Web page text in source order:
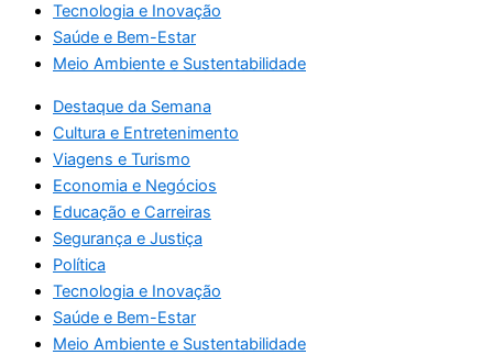
Tecnologia e Inovação
Saúde e Bem-Estar
Meio Ambiente e Sustentabilidade
Destaque da Semana
Cultura e Entretenimento
Viagens e Turismo
Economia e Negócios
Educação e Carreiras
Segurança e Justiça
Política
Tecnologia e Inovação
Saúde e Bem-Estar
Meio Ambiente e Sustentabilidade